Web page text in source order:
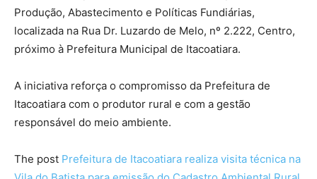
Produção, Abastecimento e Políticas Fundiárias,
localizada na Rua Dr. Luzardo de Melo, nº 2.222, Centro,
próximo à Prefeitura Municipal de Itacoatiara.
A iniciativa reforça o compromisso da Prefeitura de
Itacoatiara com o produtor rural e com a gestão
responsável do meio ambiente.
The post Prefeitura de Itacoatiara realiza visita técnica na